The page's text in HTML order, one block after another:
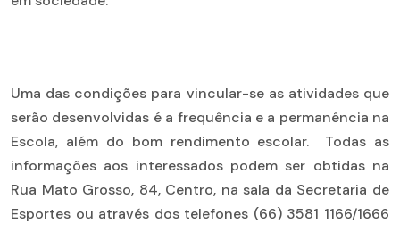
Uma das condições para vincular-se as atividades que
serão desenvolvidas é a frequência e a permanência na
Escola, além do bom rendimento escolar. Todas as
informações aos interessados podem ser obtidas na
Rua Mato Grosso, 84, Centro, na sala da Secretaria de
Esportes ou através dos telefones (66) 3581 1166/1666